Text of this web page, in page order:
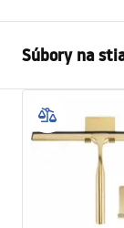
Materiál
Typ batérie
Spôsob montáže
Nastavenie výšky
Výtok do vane
Súbory na